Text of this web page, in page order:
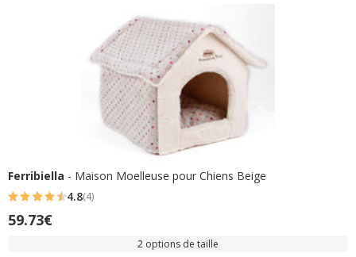
Ferribiella - Maison Moelleuse pour Chiens Beige
4.8
étoiles
4.8(4)
Prix
59.73€
2 options de taille